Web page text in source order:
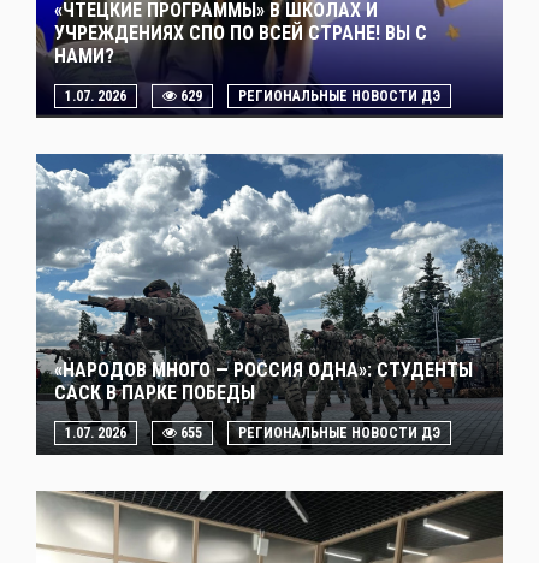
«ЧТЕЦКИЕ ПРОГРАММЫ» В ШКОЛАХ И
УЧРЕЖДЕНИЯХ СПО ПО ВСЕЙ СТРАНЕ! ВЫ С
НАМИ?
1.07. 2026 629 РЕГИОНАЛЬНЫЕ НОВОСТИ ДЭ
«НАРОДОВ МНОГО — РОССИЯ ОДНА»: СТУДЕНТЫ
САСК В ПАРКЕ ПОБЕДЫ
1.07. 2026 655 РЕГИОНАЛЬНЫЕ НОВОСТИ ДЭ